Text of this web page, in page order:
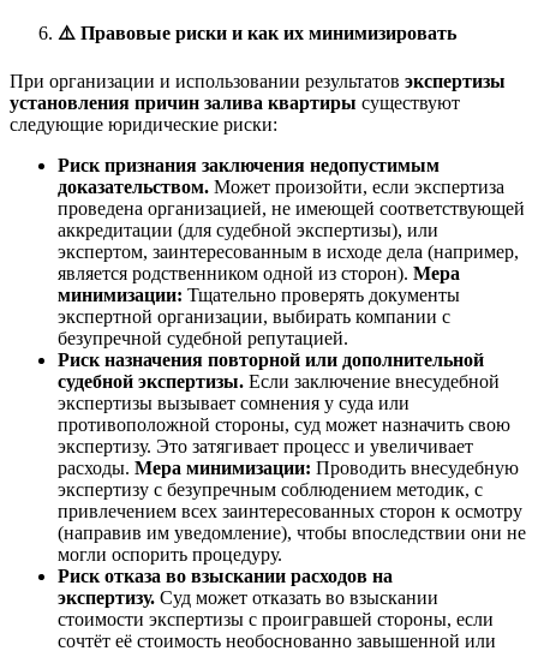
⚠️ Правовые риски и как их минимизировать
При организации и использовании результатов экспертизы
установления причин залива квартиры существуют
следующие юридические риски:
Риск признания заключения недопустимым
доказательством. Может произойти, если экспертиза
проведена организацией, не имеющей соответствующей
аккредитации (для судебной экспертизы), или
экспертом, заинтересованным в исходе дела (например,
является родственником одной из сторон). Мера
минимизации: Тщательно проверять документы
экспертной организации, выбирать компании с
безупречной судебной репутацией.
Риск назначения повторной или дополнительной
судебной экспертизы. Если заключение внесудебной
экспертизы вызывает сомнения у суда или
противоположной стороны, суд может назначить свою
экспертизу. Это затягивает процесс и увеличивает
расходы. Мера минимизации: Проводить внесудебную
экспертизу с безупречным соблюдением методик, с
привлечением всех заинтересованных сторон к осмотру
(направив им уведомление), чтобы впоследствии они не
могли оспорить процедуру.
Риск отказа во взыскании расходов на
экспертизу. Суд может отказать во взыскании
стоимости экспертизы с проигравшей стороны, если
сочтёт её стоимость необоснованно завышенной или